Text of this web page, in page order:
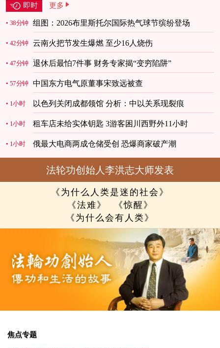
即时 更多
38分钟 组图：2026布里斯托尔国际热气球节缤纷登场
42分钟 云南火把节发生爆燃 至少16人烧伤
47分钟 退休后最怕7件事 财务专家揭“变穷陷阱”
57分钟 中国东方电气原董事宋致远被查
1小时 以色列关闭成都领馆 分析：中以关系现裂痕
1小时 租车店未给实体钥匙 3游客困川西野外11小时
1小时 俄最大电商两成仓储受创 恐爆商家破产潮
法轮功创始人李洪志大师发表
《为什么人类是迷的社会》
《法难》
《惊醒》
《为什么会有人类》
焦点专题